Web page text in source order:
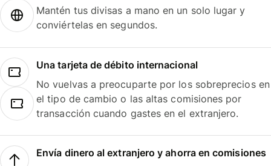
Mantén tus divisas a mano en un solo lugar y
conviértelas en segundos.
Una tarjeta de débito internacional
No vuelvas a preocuparte por los sobreprecios en
el tipo de cambio o las altas comisiones por
transacción cuando gastes en el extranjero.
Envía dinero al extranjero y ahorra en comisiones